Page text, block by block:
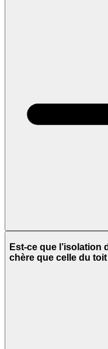
Est-ce que
chère que celle du toit